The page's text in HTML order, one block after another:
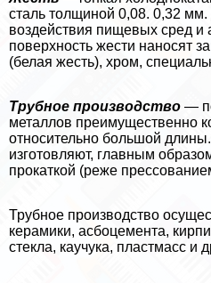
сталь толщиной 0,08. 0,32
воздействия пищевых сред и
поверхность жести наносят
(белая жесть), хром,
Трубное производство —
металлов преимущественно
относительно большой
изготовляют, главным
прокаткой (реже
Трубное производство
керамики, асбоцемента,
стекла, каучука, пластмасс и